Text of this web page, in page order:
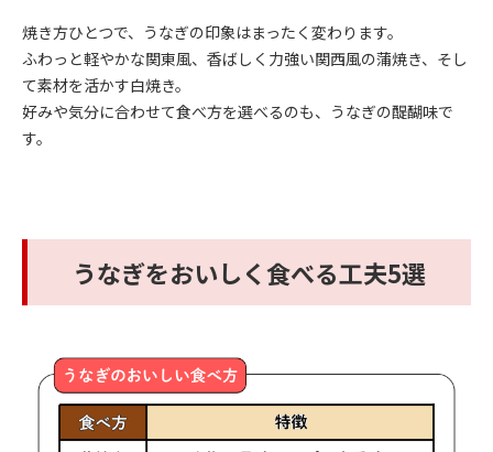
焼き方ひとつで、うなぎの印象はまったく変わります。
ふわっと軽やかな関東風、香ばしく力強い関西風の蒲焼き、そし
て素材を活かす白焼き。
好みや気分に合わせて食べ方を選べるのも、うなぎの醍醐味で
す。
うなぎをおいしく食べる工夫5選